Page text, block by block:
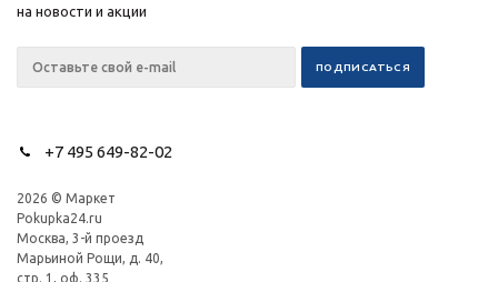
на новости и акции
+7 495 649-82-02
2026 © Маркет
Pokupka24.ru
Москва, 3-й проезд
Марьиной Рощи, д. 40,
стр. 1, оф. 335